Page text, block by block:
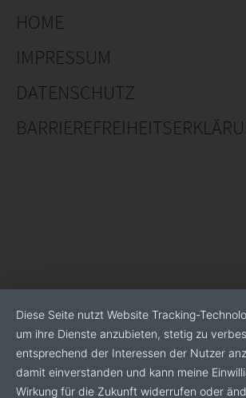
HOME
IMPRESSUM
DATENSCHUTZ
Diese Seite nutzt Website Tracking-
um ihre Dienste anzubieten, stetig zu
entsprechend der Interessen der Nutzer
damit einverstanden und kann meine
Wirkung für die Zukunft widerrufen oder